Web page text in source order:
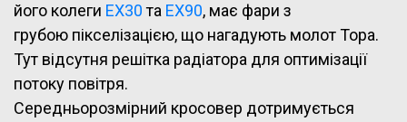
його колеги EX30та EX90, має фари з
грубою пікселізацією, що нагадують молот Тора.
Тут відсутня решітка радіатора для оптимізації
потоку повітря.
Середньорозмірний кросовер дотримується